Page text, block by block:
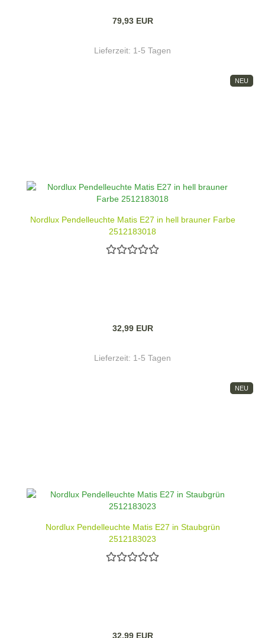
79,93 EUR
Lieferzeit: 1-5 Tagen
NEU
Nordlux Pendelleuchte Matis E27 in hell brauner Farbe
2512183018
32,99 EUR
Lieferzeit: 1-5 Tagen
NEU
Nordlux Pendelleuchte Matis E27 in Staubgrün
2512183023
32,99 EUR